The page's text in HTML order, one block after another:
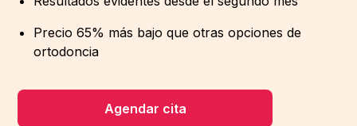
Precio 65% más bajo que otras opciones de
ortodoncia
Agendar cita